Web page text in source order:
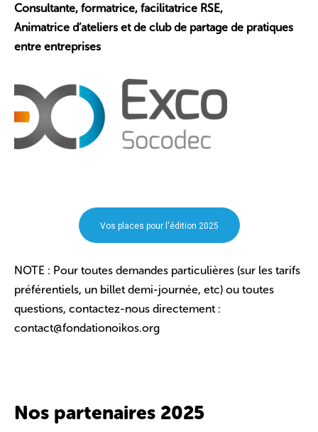
Consultante, formatrice, facilitatrice RSE,
Animatrice d’ateliers et de club de partage de pratiques
entre entreprises
Vos places pour l'édition 2025
NOTE : Pour toutes demandes particulières (sur les tarifs
préférentiels, un billet demi-journée, etc) ou toutes
questions, contactez-nous directement :
contact@fondationoikos.org
Nos partenaires 2025